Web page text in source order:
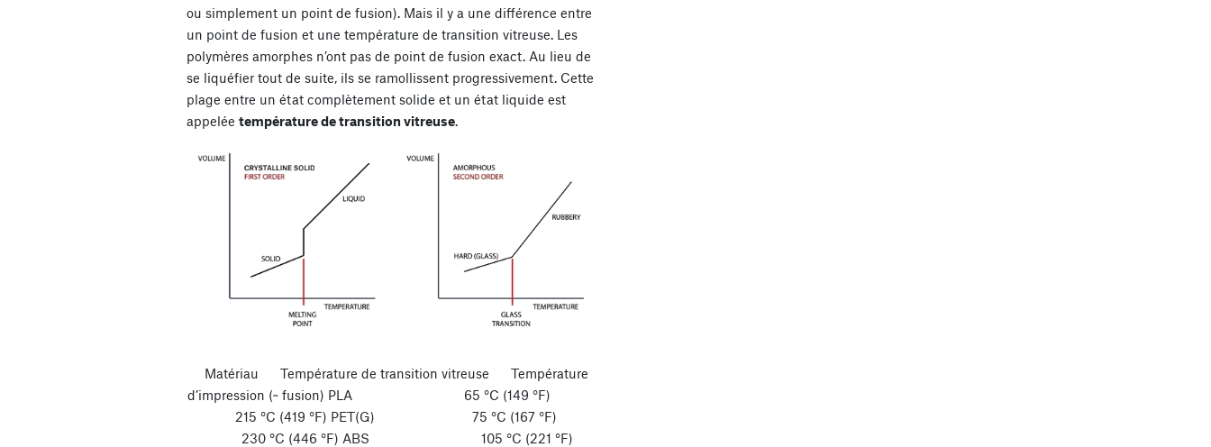
ou simplement un point de fusion). Mais il y a une différence entre
un point de fusion et une température de transition vitreuse. Les
polymères amorphes n’ont pas de point de fusion exact. Au lieu de
se liquéfier tout de suite, ils se ramollissent progressivement. Cette
plage entre un état complètement solide et un état liquide est
appelée température de transition vitreuse.
Matériau Température de transition vitreuse Température
d’impression (~ fusion) PLA 65 °C (149 °F)
215 °C (419 °F) PET(G) 75 °C (167 °F)
230 °C (446 °F) ABS 105 °C (221 °F)